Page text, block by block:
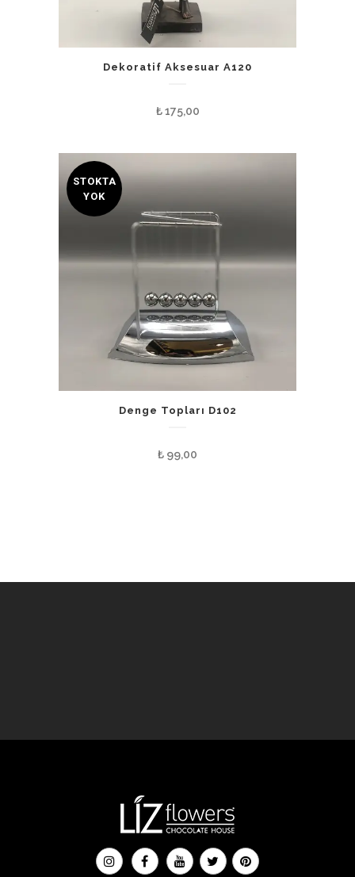
Dekoratif Aksesuar A120
₺175,00
STOKTA
YOK
Denge Topları D102
₺ 99,00